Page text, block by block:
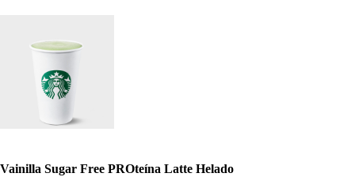
Vainilla Sugar Free PROteína Latte Helado